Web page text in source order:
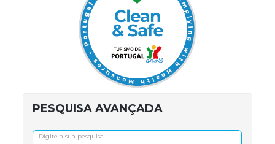
PESQUISA AVANÇADA